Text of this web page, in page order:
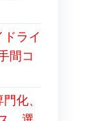
ライ
間コ
化、